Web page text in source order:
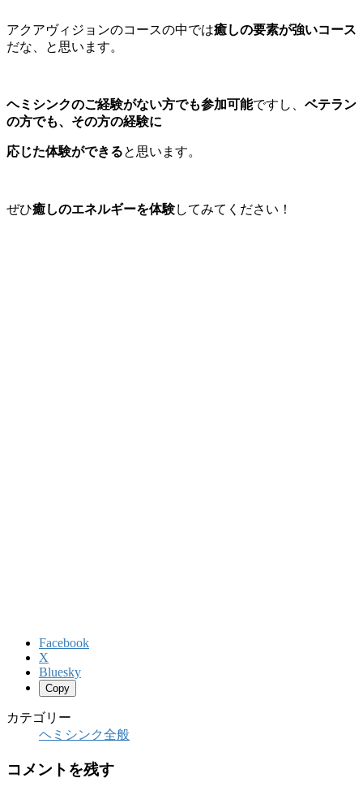
アクアヴィジョンのコースの中では癒しの要素が強いコース
だな、と思います。
ヘミシンクのご経験がない方でも参加可能ですし、 ベテラン
の方でも、 その方の経験に
応じた体験ができると思います。
ぜひ癒しのエネルギーを体験してみてください！
Facebook
X
Bluesky
Copy
カテゴリー
ヘミシンク全般
コメントを残す